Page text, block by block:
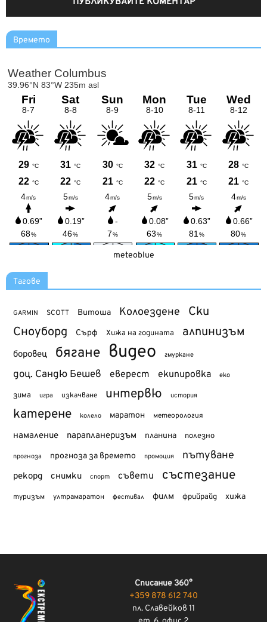
Времето
meteoblue
Тагове
GARMIN SCOTT Витоша Колоездене Ски
Сноуборд Сърф Хижа на годината алпинизъм
боровец бягане видео гмуркане
доц. Сандю Бешев еверест екипировка еко
зима игра изкачване интервю история
катерене колело маратон метеорология
намаление парапланеризъм планина полезно
прогноза прогноза за времето промоция пътуване
рекорд снимки спорт съвети състезание
туризъм ултрамаратон фестивал филм фрийрайд хижа
Списание 360°
+359 878 612 740
пл. Славейков 11